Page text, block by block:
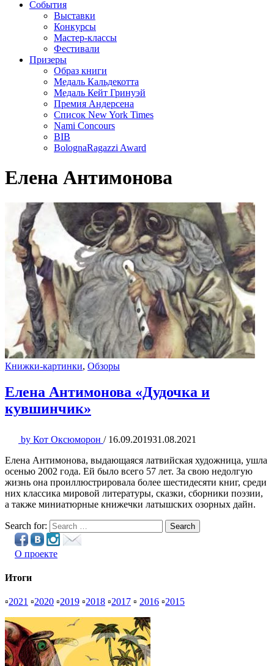
События
Выставки
Конкурсы
Мастер-классы
Фестивали
Призеры
Образ книги
Медаль Кальдекотта
Медаль Кейт Гринуэй
Премия Андерсена
Список New York Times
Nami Concours
BIB
BolognaRagazzi Award
Елена Антимонова
Книжки-картинки, Обзоры
Елена Антимонова «Дудочка и
кувшинчик»
by Кот Оксюморон / 16.09.201931.08.2021
Елена Антимонова, выдающаяся латвийская художница, ушла
осенью 2002 года. Ей было всего 57 лет. За свою недолгую
жизнь она проиллюстрировала более шестидесяти книг, среди
них классика мировой литературы, сказки, сборники поэзии,
а также миниатюрные книжечки латышских озорных дайн.
Search for: Search
О проекте
Итоги
▫2021 ▫2020 ▫2019 ▫2018 ▫2017 ▫ 2016 ▫2015